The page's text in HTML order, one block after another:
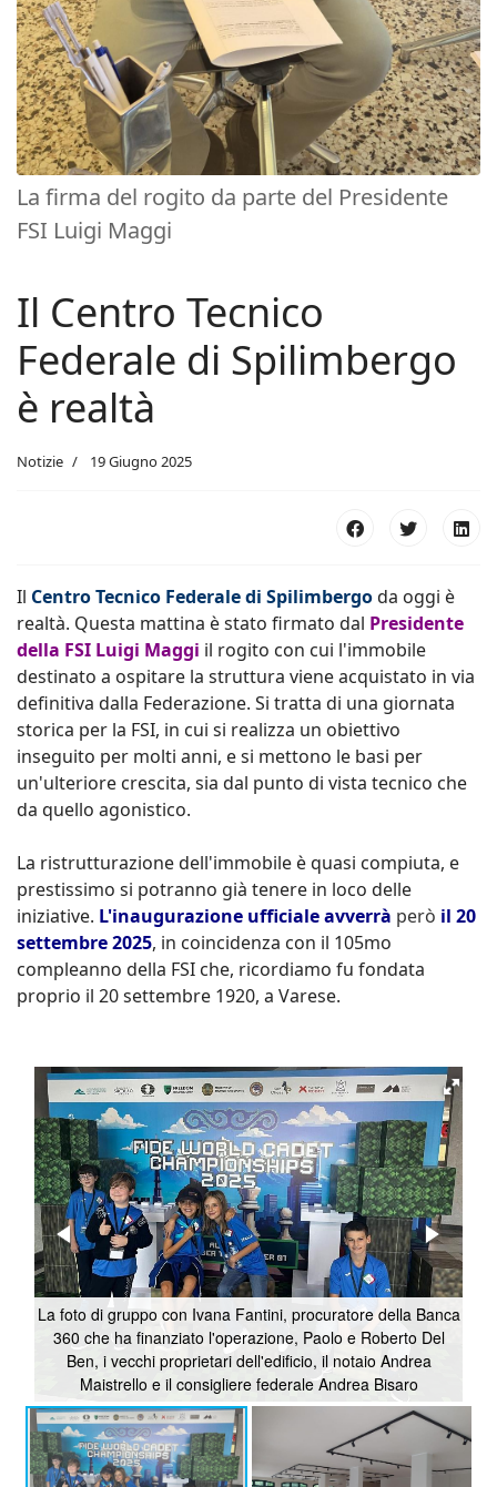
La firma del rogito da parte del Presidente
FSI Luigi Maggi
Il Centro Tecnico
Federale di Spilimbergo
è realtà
Notizie 19 Giugno 2025
Il Centro Tecnico Federale di Spilimbergoda oggi è
realtà. Questa mattina è stato firmato dal Presidente
della FSI Luigi Maggi il rogito con cui l'immobile
destinato a ospitare la struttura viene acquistato in via
definitiva dalla Federazione. Si tratta di una giornata
storica per la FSI, in cui si realizza un obiettivo
inseguito per molti anni, e si mettono le basi per
un'ulteriore crescita, sia dal punto di vista tecnico che
da quello agonistico.
La ristrutturazione dell'immobile è quasi compiuta, e
prestissimo si potranno già tenere in loco delle
iniziative. L'inaugurazione ufficiale avverrà però il 20
settembre 2025, in coincidenza con il 105mo
compleanno della FSI che, ricordiamo fu fondata
proprio il 20 settembre 1920, a Varese.
La foto di gruppo con Ivana Fantini, procuratore della Banca
360 che ha finanziato l'operazione, Paolo e Roberto Del
Ben, i vecchi proprietari dell'edificio, il notaio Andrea
Maistrello e il consigliere federale Andrea Bisaro